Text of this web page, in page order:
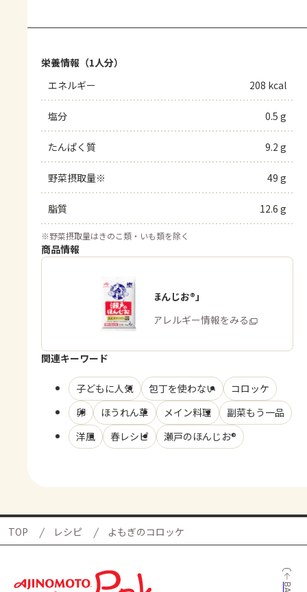
栄養情報（1人分）
エネルギー
208 kcal
塩分 0.5 g
たんぱく質 9.2 g
野菜摂取量※ 49 g
脂質 12.6 g
※野菜摂取量はきのこ類・いも類を除く
商品情報
「瀬戸のほんじお®」
商品・アレルギー情報をみる
関連キーワード
子どもに人気 包丁を使わない
コロッケ
卵
ほうれん草 メイン料理
副菜もう一品
洋風
春レシピ 瀬戸のほんじお®
TOP レシピ よもぎのコロッケ